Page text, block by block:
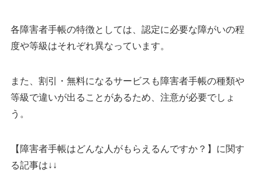
各障害者手帳の特徴としては、認定に必要な障がいの程
度や等級はそれぞれ異なっています。
また、割引・無料になるサービスも障害者手帳の種類や
等級で違いが出ることがあるため、注意が必要でしょ
う。
【障害者手帳はどんな人がもらえるんですか？】に関す
る記事は↓↓